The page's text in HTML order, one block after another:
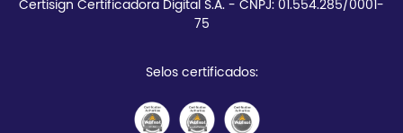
Certisign Certificadora Digital S.A. - CNPJ: 01.554.285/0001-
75
Selos certificados: